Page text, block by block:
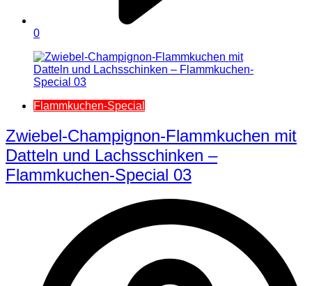
0
Flammkuchen-Special
Zwiebel-Champignon-Flammkuchen mit
Datteln und Lachsschinken –
Flammkuchen-Special 03